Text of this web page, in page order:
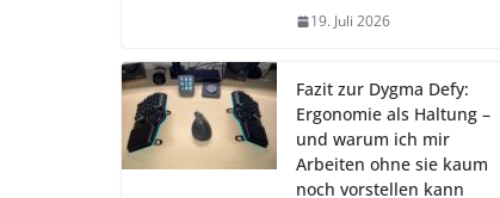
19. Juli 2026
Fazit zur Dygma Defy:
Ergonomie als Haltung –
und warum ich mir
Arbeiten ohne sie kaum
noch vorstellen kann